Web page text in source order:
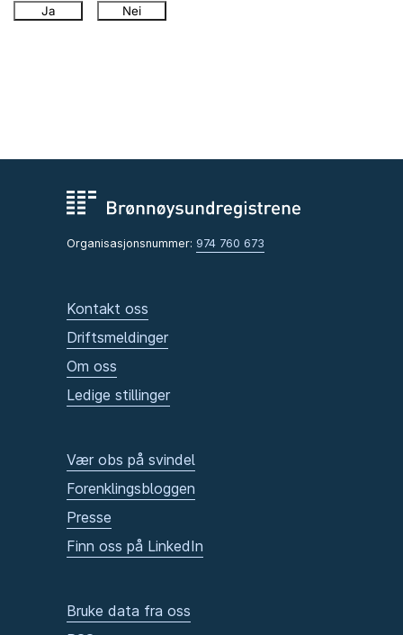
Ja Nei
Organisasjonsnummer: 974 760 673
Kontakt oss
Driftsmeldinger
Om oss
Ledige stillinger
Vær obs på svindel
Forenklingsbloggen
Presse
Finn oss på LinkedIn
Bruke data fra oss